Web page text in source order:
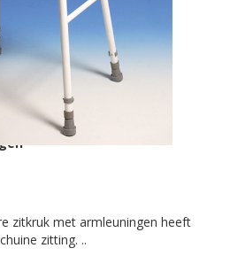
zitkruk met armleuningen heeft
zitting. ..